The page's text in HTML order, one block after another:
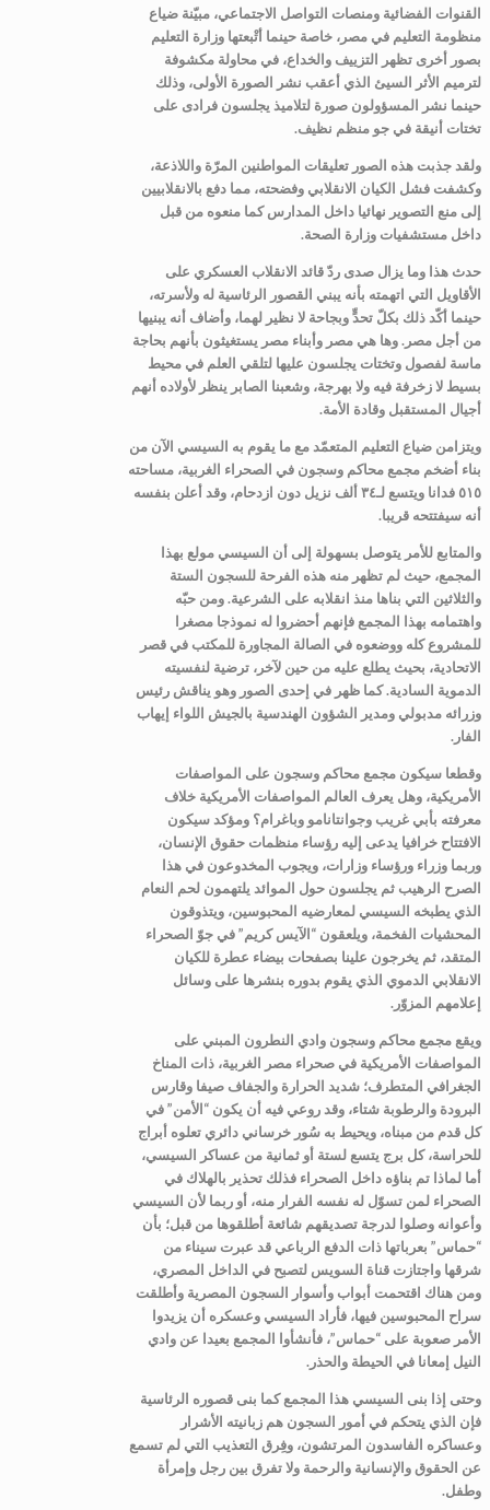
القنوات الفضائية ومنصات التواصل الاجتماعي، مبيّنة ضياع
منظومة التعليم في مصر، خاصة حينما أتْبعتها وزارة التعليم
بصور أخرى تظهر التزييف والخداع، في محاولة مكشوفة
لترميم الأثر السيئ الذي أعقب نشر الصورة الأولى، وذلك
حينما نشر المسؤولون صورة لتلاميذ يجلسون فرادى على
تختات أنيقة في جو منظم نظيف.
ولقد جذبت هذه الصور تعليقات المواطنين المرّة واللاذعة،
وكشفت فشل الكيان الانقلابي وفضحته، مما دفع بالانقلابيين
إلى منع التصوير نهائيا داخل المدارس كما منعوه من قبل
داخل مستشفيات وزارة الصحة.
حدث هذا وما يزال صدى ردّ قائد الانقلاب العسكري على
الأقاويل التي اتهمته بأنه يبني القصور الرئاسية له ولأسرته،
حينما أكّد ذلك بكلّ تحدٍّ وبجاحة لا نظير لهما، وأضاف أنه يبنيها
من أجل مصر. وها هي مصر وأبناء مصر يستغيثون بأنهم بحاجة
ماسة لفصول وتختات يجلسون عليها لتلقي العلم في محيط
بسيط لا زخرفة فيه ولا بهرجة، وشعبنا الصابر ينظر لأولاده أنهم
أجيال المستقبل وقادة الأمة.
ويتزامن ضياع التعليم المتعمّد مع ما يقوم به السيسي الآن من
بناء أضخم مجمع محاكم وسجون في الصحراء الغربية، مساحته
٥١٥ فدانا ويتسع لـ٣٤ ألف نزيل دون ازدحام، وقد أعلن بنفسه
أنه سيفتتحه قريبا.
والمتابع للأمر يتوصل بسهولة إلى أن السيسي مولع بهذا
المجمع، حيث لم تظهر منه هذه الفرحة للسجون الستة
والثلاثين التي بناها منذ انقلابه على الشرعية. ومن حبّه
واهتمامه بهذا المجمع فإنهم أحضروا له نموذجا مصغرا
للمشروع كله ووضعوه في الصالة المجاورة للمكتب في قصر
الاتحادية، بحيث يطلع عليه من حين لآخر، ترضية لنفسيته
الدموية السادية. كما ظهر في إحدى الصور وهو يناقش رئيس
وزرائه مدبولي ومدير الشؤون الهندسية بالجيش اللواء إيهاب
الفار.
وقطعا سيكون مجمع محاكم وسجون على المواصفات
الأمريكية، وهل يعرف العالم المواصفات الأمريكية خلاف
معرفته بأبي غريب وجوانتانامو وباغرام؟ ومؤكد سيكون
الافتتاح خرافيا يدعى إليه رؤساء منظمات حقوق الإنسان،
وربما وزراء ورؤساء وزارات، ويجوب المخدوعون في هذا
الصرح الرهيب ثم يجلسون حول الموائد يلتهمون لحم النعام
الذي يطبخه السيسي لمعارضيه المحبوسين، ويتذوقون
المحشيات الفخمة، ويلعقون “الآيس كريم” في جوّ الصحراء
المتقد، ثم يخرجون علينا بصفحات بيضاء عطرة للكيان
الانقلابي الدموي الذي يقوم بدوره بنشرها على وسائل
إعلامهم المزوّر.
ويقع مجمع محاكم وسجون وادي النطرون المبني على
المواصفات الأمريكية في صحراء مصر الغربية، ذات المناخ
الجغرافي المتطرف؛ شديد الحرارة والجفاف صيفا وقارس
البرودة والرطوبة شتاء، وقد روعي فيه أن يكون “الأمن” في
كل قدم من مبناه، ويحيط به سُور خرساني دائري تعلوه أبراج
للحراسة، كل برج يتسع لستة أو ثمانية من عساكر السيسي،
أما لماذا تم بناؤه داخل الصحراء فذلك تحذير بالهلاك في
الصحراء لمن تسوّل له نفسه الفرار منه، أو ربما لأن السيسي
وأعوانه وصلوا لدرجة تصديقهم شائعة أطلقوها من قبل؛ بأن
“حماس” بعرباتها ذات الدفع الرباعي قد عبرت سيناء من
شرقها واجتازت قناة السويس لتصبح في الداخل المصري،
ومن هناك اقتحمت أبواب وأسوار السجون المصرية وأطلقت
سراح المحبوسين فيها، فأراد السيسي وعسكره أن يزيدوا
الأمر صعوبة على “حماس”، فأنشأوا المجمع بعيدا عن وادي
النيل إمعانا في الحيطة والحذر.
وحتى إذا بنى السيسي هذا المجمع كما بنى قصوره الرئاسية
فإن الذي يتحكم في أمور السجون هم زبانيته الأشرار
وعساكره الفاسدون المرتشون، وفِرق التعذيب التي لم تسمع
عن الحقوق والإنسانية والرحمة ولا تفرق بين رجل وإمرأة
وطفل.